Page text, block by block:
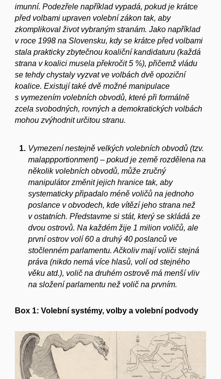
imunní. Podezřele například vypadá, pokud je krátce
před volbami upraven volební zákon tak, aby
zkomplikoval život vybraným stranám. Jako například
v roce 1998 na Slovensku, kdy se krátce před volbami
stala prakticky zbytečnou koaliční kandidaturu (každá
strana v koalici musela překročit 5 %), přičemž vládu
se tehdy chystaly vyzvat ve volbách dvě opoziční
koalice. Existují také dvě možné manipulace
s vymezením volebních obvodů, které při formálně
zcela svobodných, rovných a demokratických volbách
mohou zvýhodnit určitou stranu.
Vymezení nestejně velkých volebních obvodů (tzv.
malappportionment) – pokud je země rozdělena na
několik volebních obvodů, může zručný
manipulátor změnit jejich hranice tak, aby
systematicky připadalo méně voličů na jednoho
poslance v obvodech, kde vítězí jeho strana než
v ostatních. Představme si stát, který se skládá ze
dvou ostrovů. Na každém žije 1 milion voličů, ale
první ostrov volí 60 a druhý 40 poslanců ve
stočlenném parlamentu. Ačkoliv mají voliči stejná
práva (nikdo nemá více hlasů, volí od stejného
věku atd.), volič na druhém ostrově má menší vliv
na složení parlamentu než volič na prvním.
Box 1: Volební systémy, volby a volební podvody